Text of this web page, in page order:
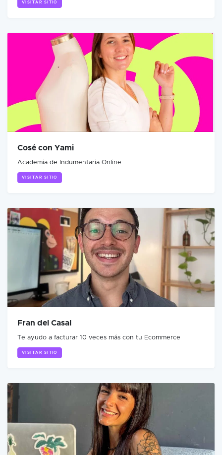
VISITAR SITIO
Cosé con Yami
Academia de Indumentaria Online
VISITAR SITIO
Fran del Casal
Te ayudo a facturar 10 veces más con tu Ecommerce
VISITAR SITIO